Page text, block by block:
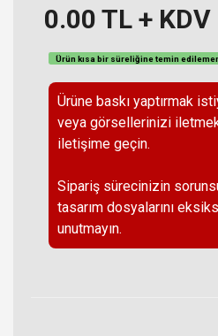
0.00 TL + KDV
Ürün kısa bir süreliğine temin
Ürüne baskı yaptırmak
veya görsellerinizi
iletişime geçin.
Sipariş sürecinizin
tasarım dosyalarını
unutmayın.